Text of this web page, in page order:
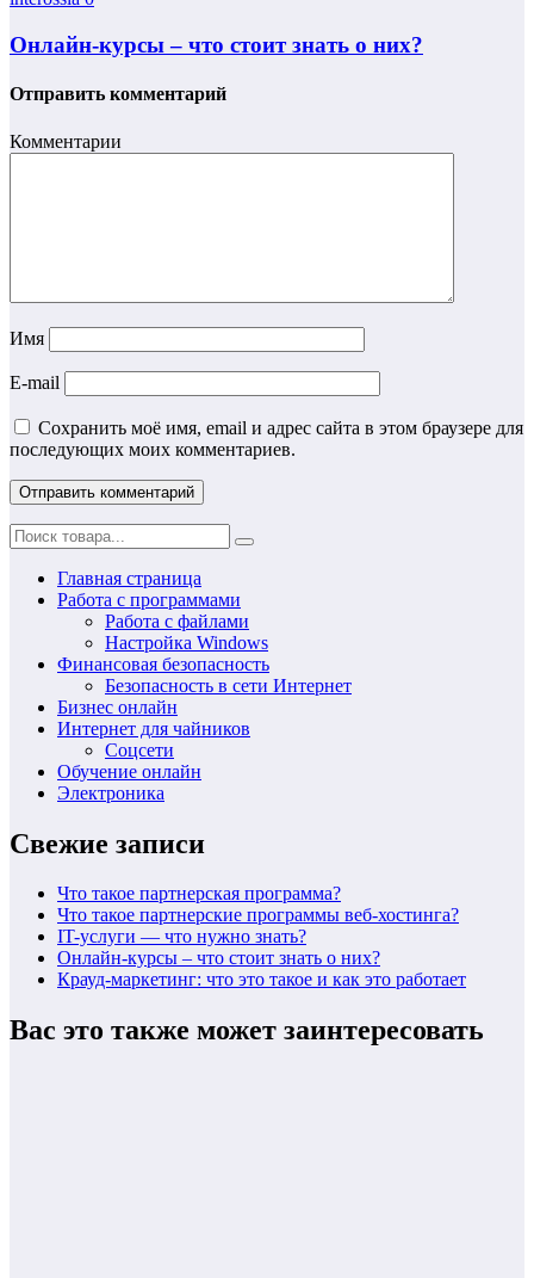
Онлайн-курсы – что стоит знать о них?
Отправить комментарий
Комментарии
Имя
E-mail
Сохранить моё имя, email и адрес сайта в этом браузере для
последующих моих комментариев.
Главная страница
Работа с программами
Работа с файлами
Настройка Windows
Финансовая безопасность
Безопасность в сети Интернет
Бизнес онлайн
Интернет для чайников
Соцсети
Обучение онлайн
Электроника
Свежие записи
Что такое партнерская программа?
Что такое партнерские программы веб-хостинга?
IT-услуги — что нужно знать?
Онлайн-курсы – что стоит знать о них?
Крауд-маркетинг: что это такое и как это работает
Вас это также может заинтересовать